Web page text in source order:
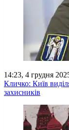
14:23, 4 грудня
Кличко: Київ
захисників